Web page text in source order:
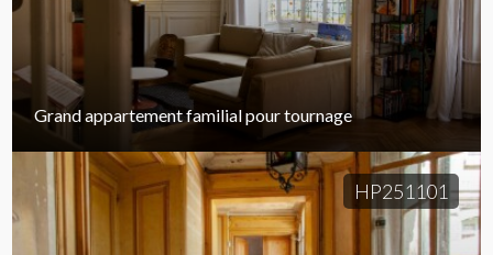
Grand appartement familial pour tournage
HP251101